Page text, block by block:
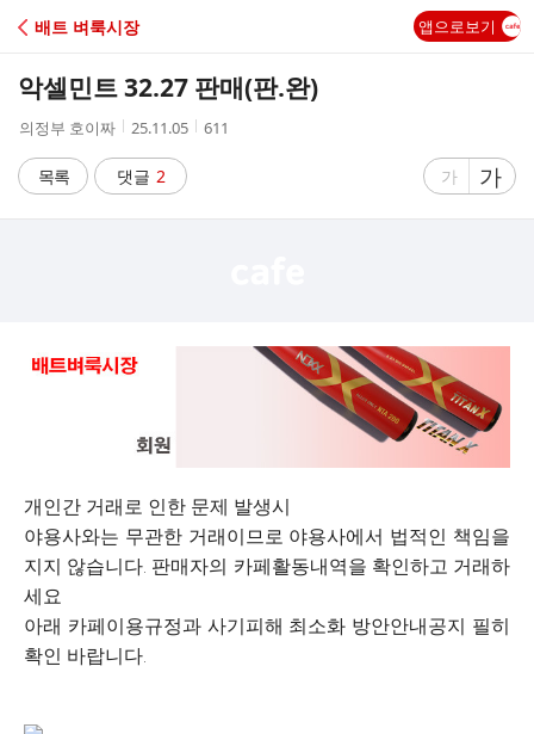
C
A
배트 벼룩시장 앱으로보기
악셀민트 32.27 판매(판.완)
작
자
의정부 호이짜
작
시
간
25.11.05
조
611
목록 댓글 2
글
게
가
글
자
게
가
개인간 거래로 인한 문제 발생시
야용사와는 무관한 거래이므로 야용사에서 법적인 책임을
지지 않습니다. 판매자의 카페활동내역을 확인하고 거래하
세요
아래 카페이용규정과 사기피해 최소화 방안안내공지 필히
확인 바랍니다.